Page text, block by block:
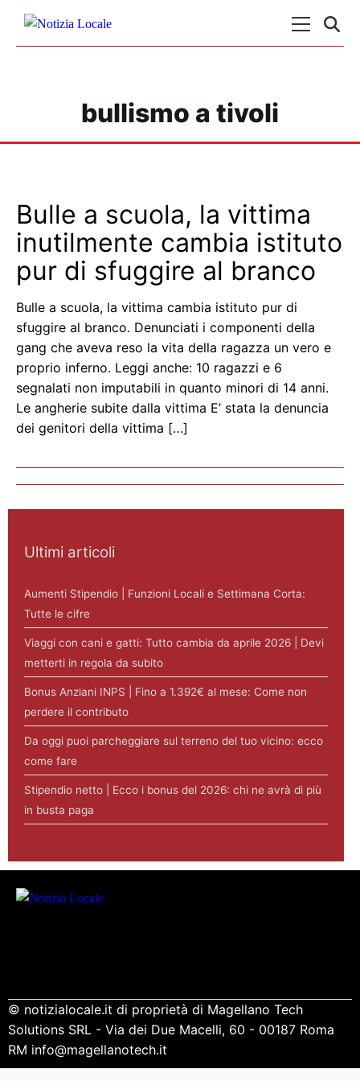
bullismo a tivoli
Bulle a scuola, la vittima
inutilmente cambia istituto
pur di sfuggire al branco
Bulle a scuola, la vittima cambia istituto pur di
sfuggire al branco. Denunciati i componenti della
gang che aveva reso la vita della ragazza un vero e
proprio inferno. Leggi anche: 10 ragazzi e 6
segnalati non imputabili in quanto minori di 14 anni.
Le angherie subite dalla vittima E’ stata la denuncia
dei genitori della vittima […]
Ultimi articoli
Aumenti Stipendio | Funzioni Locali e Settimana Corta:
Tutte le cifre
Viaggi con cani e gatti: Tutto cambia da aprile 2026 | Devi
metterti in regola da subito
Bonus Anziani INPS | Fino a 1.392€ al mese: Come non
perdere il contributo
Da oggi puoi parcheggiare sul terreno del tuo vicino: ecco
come fare
Stipendio netto | Ecco i bonus del 2026: chi ne avrà di più
in busta paga
© notizialocale.it di proprietà di Magellano Tech
Solutions SRL - Via dei Due Macelli, 60 - 00187 Roma
RM info@magellanotech.it